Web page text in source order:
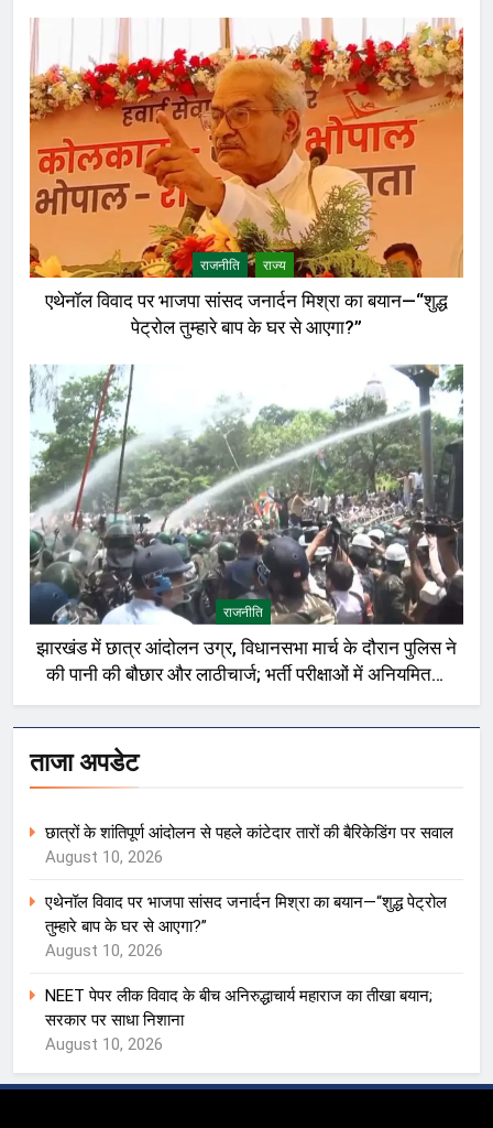
राजनीति राज्य
एथेनॉल विवाद पर भाजपा सांसद जनार्दन मिश्रा का बयान—“शुद्ध
पेट्रोल तुम्हारे बाप के घर से आएगा?”
राजनीति
झारखंड में छात्र आंदोलन उग्र, विधानसभा मार्च के दौरान पुलिस ने
की पानी की बौछार और लाठीचार्ज; भर्ती परीक्षाओं में अनियमितता
को लेकर प्रदर्शन
ताजा अपडेट
छात्रों के शांतिपूर्ण आंदोलन से पहले कांटेदार तारों की बैरिकेडिंग पर सवाल
August 10, 2026
एथेनॉल विवाद पर भाजपा सांसद जनार्दन मिश्रा का बयान—“शुद्ध पेट्रोल
तुम्हारे बाप के घर से आएगा?”
August 10, 2026
NEET पेपर लीक विवाद के बीच अनिरुद्धाचार्य महाराज का तीखा बयान;
सरकार पर साधा निशाना
August 10, 2026